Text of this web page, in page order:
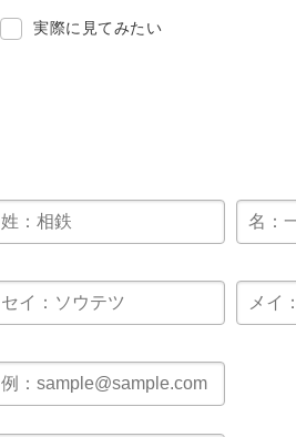
実際に見てみたい